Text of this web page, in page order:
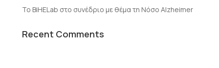
Το BiHELab στο συνέδριο με θέμα τη Νόσο Alzheimer
Recent Comments